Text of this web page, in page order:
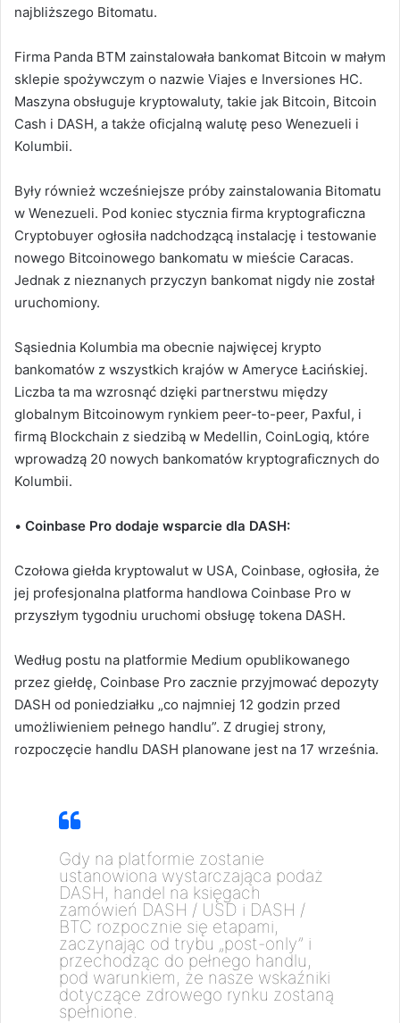
najbliższego Bitomatu.
Firma Panda BTM zainstalowała bankomat Bitcoin w małym
sklepie spożywczym o nazwie Viajes e Inversiones HC.
Maszyna obsługuje kryptowaluty, takie jak Bitcoin, Bitcoin
Cash i DASH, a także oficjalną walutę peso Wenezueli i
Kolumbii.
Były również wcześniejsze próby zainstalowania Bitomatu
w Wenezueli. Pod koniec stycznia firma kryptograficzna
Cryptobuyer ogłosiła nadchodzącą instalację i testowanie
nowego Bitcoinowego bankomatu w mieście Caracas.
Jednak z nieznanych przyczyn bankomat nigdy nie został
uruchomiony.
Sąsiednia Kolumbia ma obecnie najwięcej krypto
bankomatów z wszystkich krajów w Ameryce Łacińskiej.
Liczba ta ma wzrosnąć dzięki partnerstwu między
globalnym Bitcoinowym rynkiem peer-to-peer, Paxful, i
firmą Blockchain z siedzibą w Medellin, CoinLogiq, które
wprowadzą 20 nowych bankomatów kryptograficznych do
Kolumbii.
• Coinbase Pro dodaje wsparcie dla DASH:
Czołowa giełda kryptowalut w USA, Coinbase, ogłosiła, że
jej profesjonalna platforma handlowa Coinbase Pro w
przyszłym tygodniu uruchomi obsługę tokena DASH.
Według postu na platformie Medium opublikowanego
przez giełdę, Coinbase Pro zacznie przyjmować depozyty
DASH od poniedziałku „co najmniej 12 godzin przed
umożliwieniem pełnego handlu”. Z drugiej strony,
rozpoczęcie handlu DASH planowane jest na 17 września.
Gdy na platformie zostanie
ustanowiona wystarczająca podaż
DASH, handel na księgach
zamówień DASH / USD i DASH /
BTC rozpocznie się etapami,
zaczynając od trybu „post-only” i
przechodząc do pełnego handlu,
pod warunkiem, że nasze wskaźniki
dotyczące zdrowego rynku zostaną
spełnione.